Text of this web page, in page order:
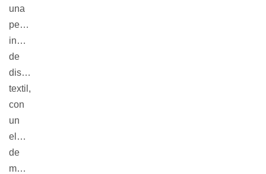
una
performance
inédita
de
diseño
textil,
con
un
elenco
de
modelos,